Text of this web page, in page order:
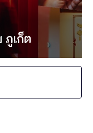
ภูเก็ต